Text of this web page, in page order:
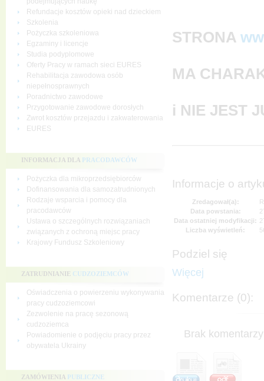
Refundacje kosztów opieki nad dzieckiem
Szkolenia
Pożyczka szkoleniowa
Egzaminy i licencje
Studia podyplomowe
Oferty Pracy w ramach sieci EURES
Rehabilitacja zawodowa osób
niepełnosprawnych
Poradnictwo zawodowe
Przygotowanie zawodowe dorosłych
Zwrot kosztów przejazdu i zakwaterowania
EURES
INFORMACJA DLA PRACODAWCÓW
Pożyczka dla mikroprzedsiębiorców
Dofinansowania dla samozatrudnionych
Rodzaje wsparcia i pomocy dla
pracodawców
Ustawa o szczególnych rozwiązaniach
związanych z ochroną miejsc pracy
Krajowy Fundusz Szkoleniowy
ZATRUDNIANIE CUDZOZIEMCÓW
Oświadczenia o powierzeniu wykonywania
pracy cudzoziemcowi
Zezwolenie na pracę sezonową
cudzoziemca
Powiadomienie o podjęciu pracy przez
obywatela Ukrainy
ZAMÓWIENIA PUBLICZNE
STRONA
MA
i NIE JEST
Informacje o
Zredagował(a):
Data powstania:
Data ostatniej modyfikacji:
Liczba wyświetleń:
Podziel się
Więcej
Komentarze (0):
Brak